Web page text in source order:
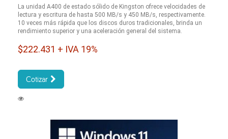
La unidad A400 de estado sólido de Kingston ofrece velocidades de
lectura y escritura de hasta 500 MB/s y 450 MB/s, respectivamente.
10 veces más rápida que los discos duros tradicionales, brinda un
rendimiento superior y una aceleración general del sistema.
$222.431 + IVA 19%
Cotizar